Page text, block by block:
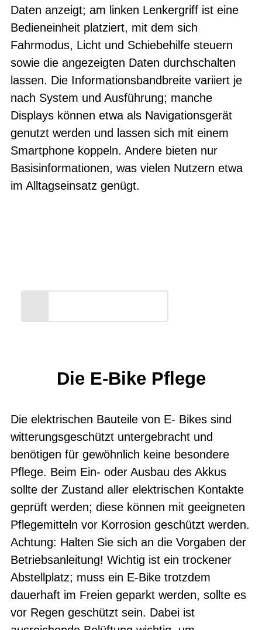
Daten anzeigt; am linken Lenkergriff ist eine
Bedieneinheit platziert, mit dem sich
Fahrmodus, Licht und Schiebehilfe steuern
sowie die angezeigten Daten durchschalten
lassen. Die Informationsbandbreite variiert je
nach System und Ausführung; manche
Displays können etwa als Navigationsgerät
genutzt werden und lassen sich mit einem
Smartphone koppeln. Andere bieten nur
Basisinformationen, was vielen Nutzern etwa
im Alltagseinsatz genügt.
Die E-Bike Pflege
Die elektrischen Bauteile von E- Bikes sind
witterungsgeschützt untergebracht und
benötigen für gewöhnlich keine besondere
Pflege. Beim Ein- oder Ausbau des Akkus
sollte der Zustand aller elektrischen Kontakte
geprüft werden; diese können mit geeigneten
Pflegemitteln vor Korrosion geschützt werden.
Achtung: Halten Sie sich an die Vorgaben der
Betriebsanleitung! Wichtig ist ein trockener
Abstellplatz; muss ein E-Bike trotzdem
dauerhaft im Freien geparkt werden, sollte es
vor Regen geschützt sein. Dabei ist